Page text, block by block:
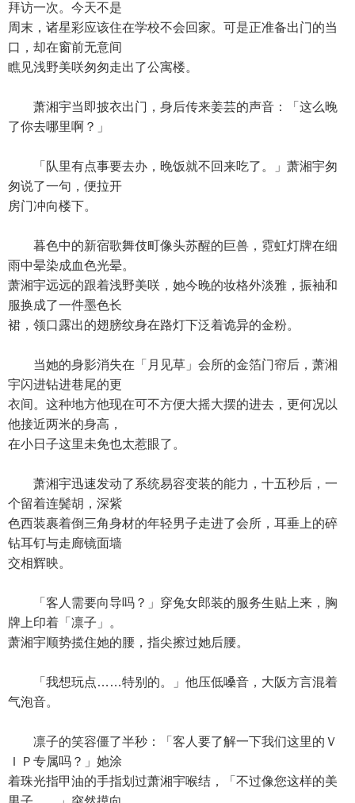
拜访一次。今天不是
周末，诸星彩应该住在学校不会回家。可是正准备出门的当
口，却在窗前无意间
瞧见浅野美咲匆匆走出了公寓楼。
萧湘宇当即披衣出门，身后传来姜芸的声音：「这么晚
了你去哪里啊？」
「队里有点事要去办，晚饭就不回来吃了。」萧湘宇匆
匆说了一句，便拉开
房门冲向楼下。
暮色中的新宿歌舞伎町像头苏醒的巨兽，霓虹灯牌在细
雨中晕染成血色光晕。
萧湘宇远远的跟着浅野美咲，她今晚的妆格外淡雅，振袖和
服换成了一件墨色长
裙，领口露出的翅膀纹身在路灯下泛着诡异的金粉。
当她的身影消失在「月见草」会所的金箔门帘后，萧湘
宇闪进钻进巷尾的更
衣间。这种地方他现在可不方便大摇大摆的进去，更何况以
他接近两米的身高，
在小日子这里未免也太惹眼了。
萧湘宇迅速发动了系统易容变装的能力，十五秒后，一
个留着连鬓胡，深紫
色西装裹着倒三角身材的年轻男子走进了会所，耳垂上的碎
钻耳钉与走廊镜面墙
交相辉映。
「客人需要向导吗？」穿兔女郎装的服务生贴上来，胸
牌上印着「凛子」。
萧湘宇顺势揽住她的腰，指尖擦过她后腰。
「我想玩点……特别的。」他压低嗓音，大阪方言混着
气泡音。
凛子的笑容僵了半秒：「客人要了解一下我们这里的Ｖ
ＩＰ专属吗？」她涂
着珠光指甲油的手指划过萧湘宇喉结，「不过像您这样的美